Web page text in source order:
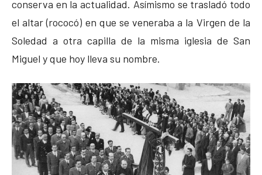
conserva en la actualidad. Asímismo se trasladó todo
el altar (rococó) en que se veneraba a la Virgen de la
Soledad a otra capilla de la misma iglesia de San
Miguel y que hoy lleva su nombre.